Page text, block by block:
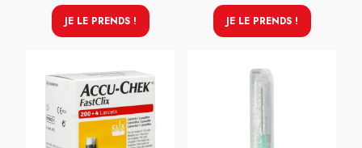
JE LE PRENDS ! JE LE PRENDS !